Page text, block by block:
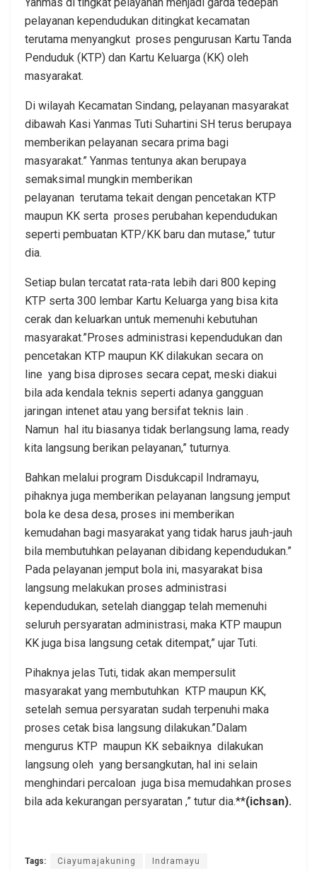
pelayanan kependudukan ditingkat kecamatan
terutama menyangkut proses pengurusan Kartu Tanda
Penduduk (KTP) dan Kartu Keluarga (KK) oleh
masyarakat.
Di wilayah Kecamatan Sindang, pelayanan masyarakat
dibawah Kasi Yanmas Tuti Suhartini SH terus berupaya
memberikan pelayanan secara prima bagi
masyarakat.” Yanmas tentunya akan berupaya
semaksimal mungkin memberikan
pelayanan terutama tekait dengan pencetakan KTP
maupun KK serta proses perubahan kependudukan
seperti pembuatan KTP/KK baru dan mutase,” tutur
dia.
Setiap bulan tercatat rata-rata lebih dari 800 keping
KTP serta 300 lembar Kartu Keluarga yang bisa kita
cerak dan keluarkan untuk memenuhi kebutuhan
masyarakat.”Proses administrasi kependudukan dan
pencetakan KTP maupun KK dilakukan secara on
line yang bisa diproses secara cepat, meski diakui
bila ada kendala teknis seperti adanya gangguan
jaringan intenet atau yang bersifat teknis lain .
Namun hal itu biasanya tidak berlangsung lama, ready
kita langsung berikan pelayanan,” tuturnya.
Bahkan melalui program Disdukcapil Indramayu,
pihaknya juga memberikan pelayanan langsung jemput
bola ke desa desa, proses ini memberikan
kemudahan bagi masyarakat yang tidak harus jauh-jauh
bila membutuhkan pelayanan dibidang kependudukan.”
Pada pelayanan jemput bola ini, masyarakat bisa
langsung melakukan proses administrasi
kependudukan, setelah dianggap telah memenuhi
seluruh persyaratan administrasi, maka KTP maupun
KK juga bisa langsung cetak ditempat,” ujar Tuti.
Pihaknya jelas Tuti, tidak akan mempersulit
masyarakat yang membutuhkan KTP maupun KK,
setelah semua persyaratan sudah terpenuhi maka
proses cetak bisa langsung dilakukan.”Dalam
mengurus KTP maupun KK sebaiknya dilakukan
langsung oleh yang bersangkutan, hal ini selain
menghindari percaloan juga bisa memudahkan proses
bila ada kekurangan persyaratan ,” tutur dia.**(ichsan).
Tags: Ciayumajakuning Indramayu